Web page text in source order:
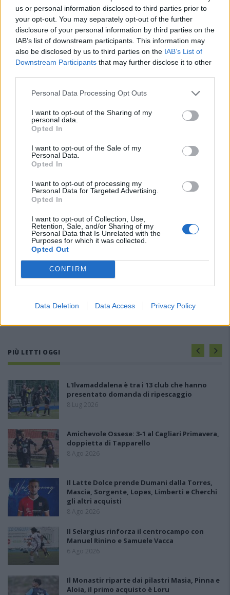
us or personal information disclosed to third parties prior to
your opt-out. You may separately opt-out of the further
disclosure of your personal information by third parties on the
IAB’s list of downstream participants. This information may
also be disclosed by us to third parties on the IAB’s List of
Downstream Participants that may further disclose it to other
Personal Data Processing Opt Outs
I want to opt-out of the Sharing of my
personal data.
Opted In
I want to opt-out of the Sale of my
Personal Data.
Opted In
I want to opt-out of processing my
Personal Data for Targeted Advertising.
Opted In
I want to opt-out of Collection, Use,
Retention, Sale, and/or Sharing of my
Personal Data that Is Unrelated with the
Purposes for which it was collected.
Opted Out
CONFIRM
Data Deletion Data Access Privacy Policy
PIÙ LETTI OGGI
L'Ilvamaddalena è tra i 13 club che hanno
presentato domanda di ripescaggio
8 Lug 2026
Amichevole Ossese: 3-1 al Cagliari Primavera,
doppietta di Tapparello
8 Ago 2026
Il Latte Dolce prende Dumani dalla Torres,
Mascia, Sorgente, Lopes, Limberti e Cherchi
gli altri acquisti
8 Ago 2026
Il Selargius rinforza il centrocampo con
Manuel Rinino e Samuele Vacca
6 Ago 2026
Il Monastir riparte dai pilastri Masia, Pinna e
Aloia, il primo acquisto è Loru